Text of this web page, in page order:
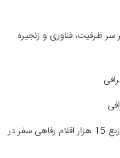
ظرفیت، فناوری و زنجیره
خدمت‌رسانی بانک گردشگری به زائران اربعین؛ توزیع 15 هزار اقلام رفاهی سفر در